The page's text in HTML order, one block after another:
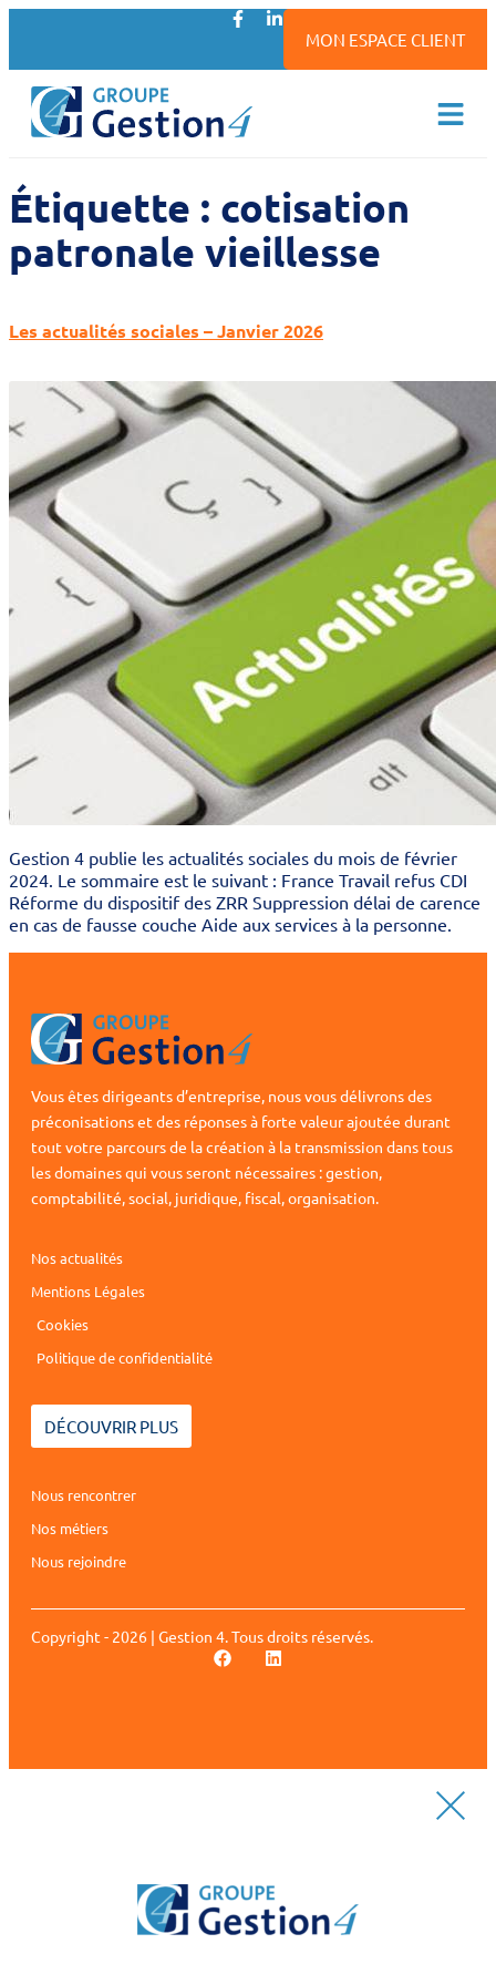
MON ESPACE CLIENT
Étiquette : cotisation
patronale vieillesse
Les actualités sociales – Janvier 2026
Gestion 4 publie les actualités sociales du mois de février
2024. Le sommaire est le suivant : France Travail refus CDI
Réforme du dispositif des ZRR Suppression délai de carence
en cas de fausse couche Aide aux services à la personne.
Vous êtes dirigeants d’entreprise, nous vous délivrons des
préconisations et des réponses à forte valeur ajoutée durant
tout votre parcours de la création à la transmission dans tous
les domaines qui vous seront nécessaires : gestion,
comptabilité, social, juridique, fiscal, organisation.
Nos actualités
Mentions Légales
Cookies
Politique de confidentialité
DÉCOUVRIR PLUS
Nous rencontrer
Nos métiers
Nous rejoindre
Copyright - 2026 | Gestion 4. Tous droits réservés.